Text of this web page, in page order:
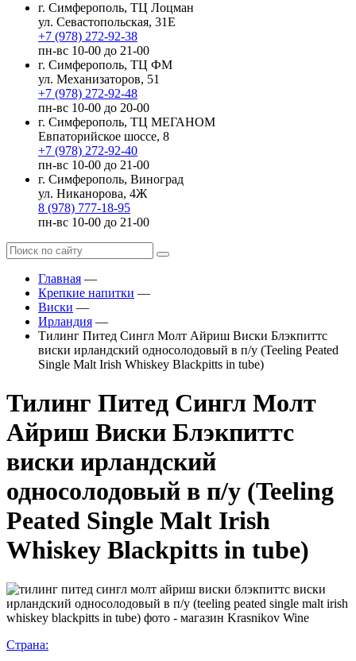
г. Симферополь, ТЦ Лоцман
ул. Севастопольская, 31Е
+7 (978) 272-92-38
пн-вс 10-00 до 21-00
г. Симферополь, ТЦ ФМ
ул. Механизаторов, 51
+7 (978) 272-92-48
пн-вс 10-00 до 20-00
г. Симферополь, ТЦ МЕГАНОМ
Евпаторийское шоссе, 8
+7 (978) 272-92-40
пн-вс 10-00 до 21-00
г. Симферополь, Виноград
ул. Никанорова, 4Ж
8 (978) 777-18-95
пн-вс 10-00 до 21-00
Главная —
Крепкие напитки —
Виски —
Ирландия —
Тилинг Питед Сингл Молт Айриш Виски Блэкпиттс
виски ирландский односолодовый в п/у (Teeling Peated
Single Malt Irish Whiskey Blackpitts in tube)
Тилинг Питед Сингл Молт
Айриш Виски Блэкпиттс
виски ирландский
односолодовый в п/у (Teeling
Peated Single Malt Irish
Whiskey Blackpitts in tube)
Страна: